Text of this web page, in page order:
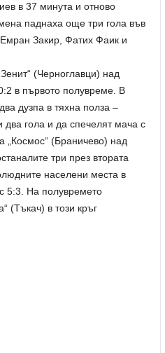
в 37 минута и отново
паднаха още три гола във
Закир, Фатих Фаик и
(Черноглавци) над
в първото полувреме. В
дузпа в тяхна полза –
два гола и да спечелят мача с
„Космос“ (Браничево) над
три през втората
населени места в
5:3. На полувремето
(Тъкач) в този кръг